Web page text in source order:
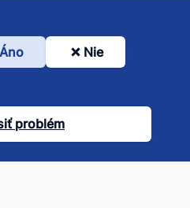
Bol
článok
užitočný?
Áno Nie
problém